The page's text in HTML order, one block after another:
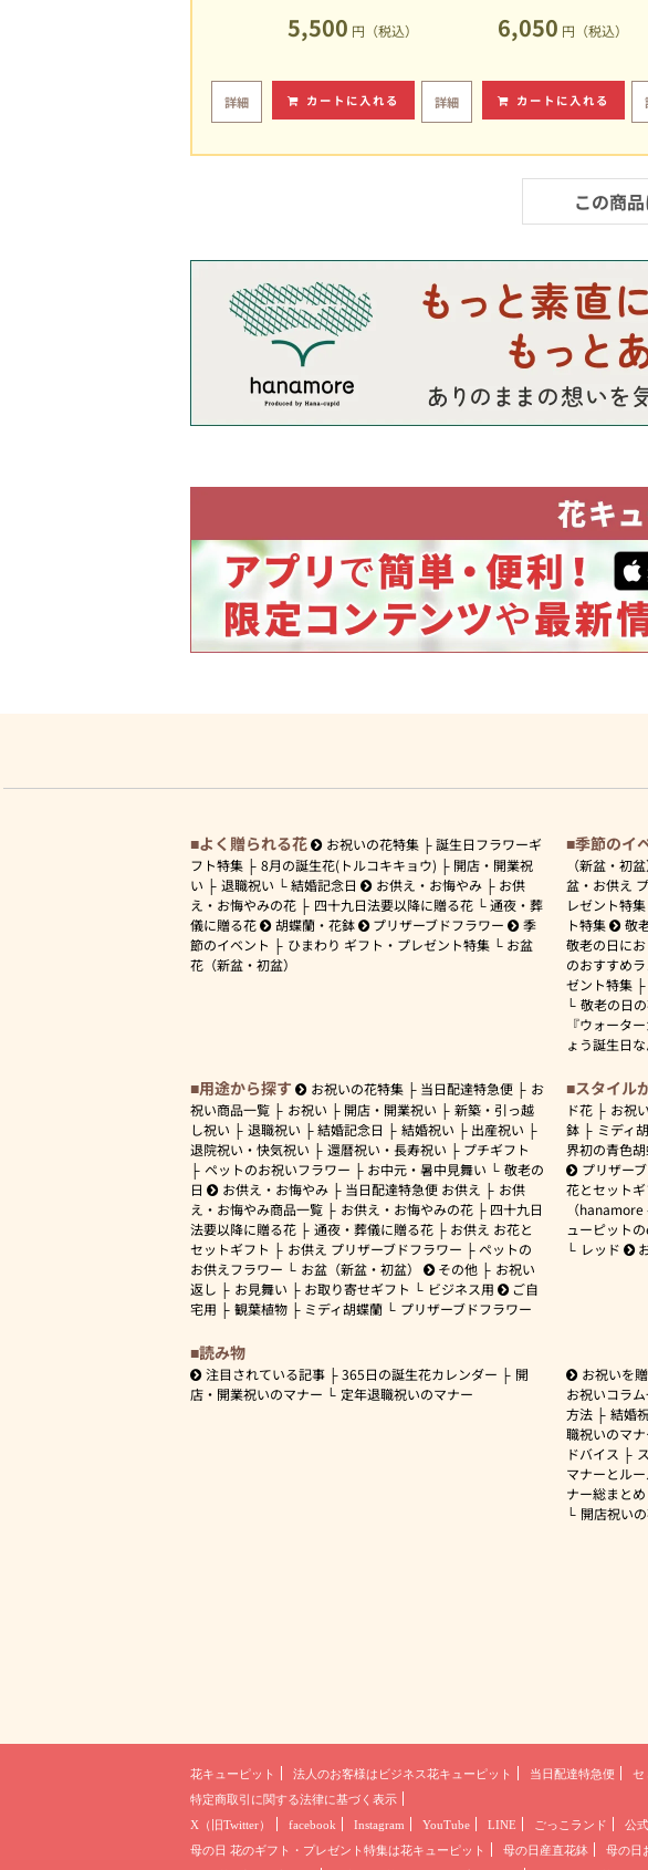
5,500 円（税込）
詳細 カートに入れる
6,050 円（税込）
詳細 カートに入れる
この商
よく贈られる花 お祝いの花特集
誕生日フラワーギ
フト特集
8月の誕生花(トルコキキョウ)
開店・開業祝
い
退職祝い 結婚記念日 お供え・お悔やみ
お供
え・お悔やみの花
四十九日法要以降に贈る花
通夜・葬
儀に贈る花
胡蝶蘭・花鉢 プリザーブドフラワー
季
節のイベント
ひまわり ギフト・プレゼント特集
お盆
花（新盆・初盆）
季節のイ
（新盆・初盆
盆・お供え
レゼント特集
ト特集
敬
敬老の日に
のおすすめ
ゼント特集
敬老の日
『ウォータ
ょう誕生日
用途から探す お祝いの花特集 当日配達特急便
お
祝い商品一覧
お祝い 開店・開業祝い
新築・引っ越
し祝い
退職祝い 結婚記念日 結婚祝い
出産祝い
退院祝い・快気祝い
還暦祝い・長寿祝い
プチギフト
ペットのお祝いフラワー
お中元・暑中見舞い
敬老の
日
お供え・お悔やみ 当日配達特急便 お供え
お供
え・お悔やみ商品一覧
お供え・お悔やみの花
四十九日
法要以降に贈る花
通夜・葬儀に贈る花
お供え お花と
セットギフト
お供え プリザーブドフラワー
ペットの
お供えフラワー
お盆（新盆・初盆） その他
お祝い
返し
お見舞い お取り寄せギフト ビジネス用
ご自
宅用
観葉植物 ミディ胡蝶蘭 プリザーブドフラワー
スタイル
ド花
お祝い
鉢
ミディ
界初の青色
プリザー
花とセットギ
（hanamore
ューピット
レッド
読み物
注目されている記事 365日の誕生花カレンダー
開
店・開業祝いのマナー
定年退職祝いのマナー
お祝いを
お祝いコラ
方法
結婚
職祝いのマ
ドバイス
マナーとル
ナー総まとめ
開店祝い
花キューピット 法人のお客様は ビジネス花キューピット 当日配達特急便 セ
特定商取引に関する法律に基づく表示
X（旧Twitter）
facebook Instagram YouTube LINE ごっこランド
公
母の日 花のギフト・プレゼント 特集は花キューピット 母の日産直花鉢 母の日